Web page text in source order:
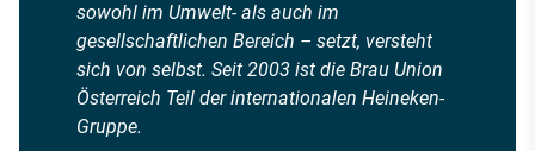
sowohl im Umwelt- als auch im
gesellschaftlichen Bereich – setzt, versteht
sich von selbst. Seit 2003 ist die Brau Union
Österreich Teil der internationalen Heineken-
Gruppe.